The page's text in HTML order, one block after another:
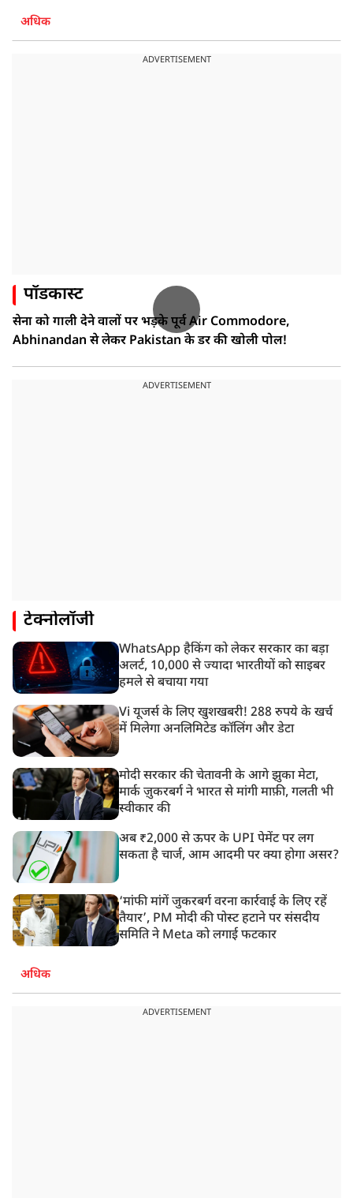
अधिक
ADVERTISEMENT
पॉडकास्ट
सेना को गाली देने वालों पर भड़के पूर्व Air Commodore,
Abhinandan से लेकर Pakistan के डर की खोली पोल!
ADVERTISEMENT
टेक्नोलॉजी
WhatsApp हैकिंग को लेकर सरकार का बड़ा
अलर्ट, 10,000 से ज्यादा भारतीयों को साइबर
हमले से बचाया गया
Vi यूजर्स के लिए खुशखबरी! 288 रुपये के खर्च
में मिलेगा अनलिमिटेड कॉलिंग और डेटा
मोदी सरकार की चेतावनी के आगे झुका मेटा,
मार्क ज़ुकरबर्ग ने भारत से मांगी माफ़ी, गलती भी
स्वीकार की
अब ₹2,000 से ऊपर के UPI पेमेंट पर लग
सकता है चार्ज, आम आदमी पर क्या होगा असर?
‘मांफी मांगें जुकरबर्ग वरना कार्रवाई के लिए रहें
तैयार’, PM मोदी की पोस्ट हटाने पर संसदीय
समिति ने Meta को लगाई फटकार
अधिक
ADVERTISEMENT